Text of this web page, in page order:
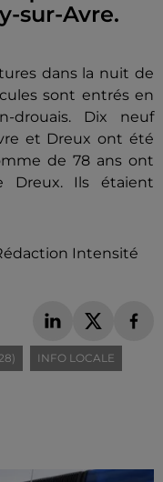
sur-Avre.
dans la nuit de
sont entrés en
drouais. Dix neuf
et Dreux ont été
de 78 ans ont
Dreux. Ils étaient
Intensité
INFO LOCALE